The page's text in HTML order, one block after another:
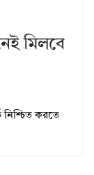
মিলবে
নিশ্চিত করতে